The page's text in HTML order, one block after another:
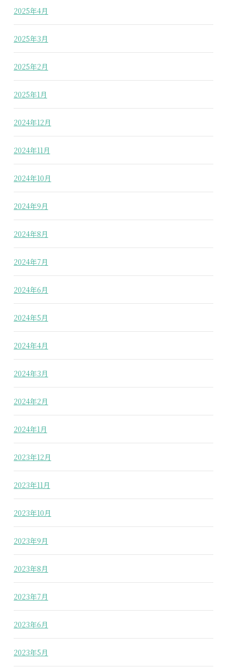
2025年4月
2025年3月
2025年2月
2025年1月
2024年12月
2024年11月
2024年10月
2024年9月
2024年8月
2024年7月
2024年6月
2024年5月
2024年4月
2024年3月
2024年2月
2024年1月
2023年12月
2023年11月
2023年10月
2023年9月
2023年8月
2023年7月
2023年6月
2023年5月